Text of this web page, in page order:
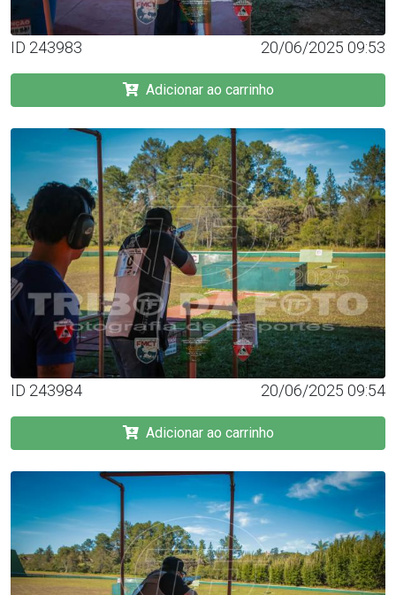
ID 243983 20/06/2025 09:53
Adicionar ao carrinho
ID 243984 20/06/2025 09:54
Adicionar ao carrinho